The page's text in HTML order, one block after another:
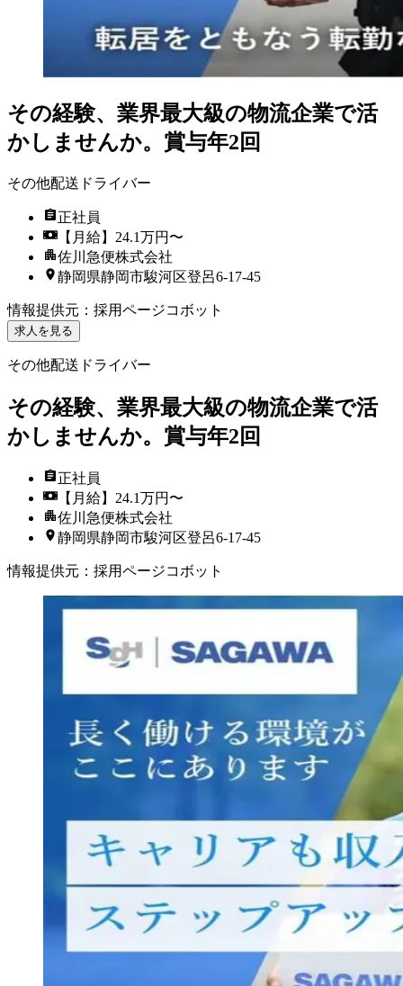
その経験、業界最大級の物流企業で活
かしませんか。賞与年2回
その他配送ドライバー
正社員
【月給】24.1万円〜
佐川急便株式会社
静岡県静岡市駿河区登呂6-17-45
情報提供元 ： 採用ページコボット
求人を見る
その他配送ドライバー
その経験、業界最大級の物流企業で活
かしませんか。賞与年2回
正社員
【月給】24.1万円〜
佐川急便株式会社
静岡県静岡市駿河区登呂6-17-45
情報提供元 ： 採用ページコボット